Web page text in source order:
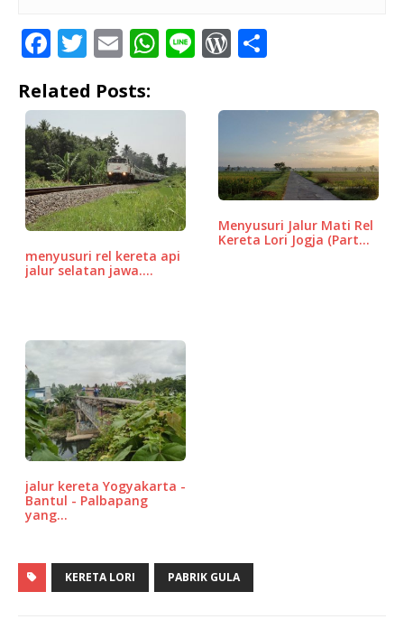
F
c
e
b
o
o
k
T
it
te
r
E
ai
W
at
A
p
p
Li W
r
P
r
e
ss
ar
e
Related Posts:
menyusuri rel kereta api
jalur selatan jawa.…
Menyusuri Jalur Mati Rel
Kereta Lori Jogja (Part…
jalur kereta Yogyakarta -
Bantul - Palbapang
yang…
KERETA LORI PABRIK GULA